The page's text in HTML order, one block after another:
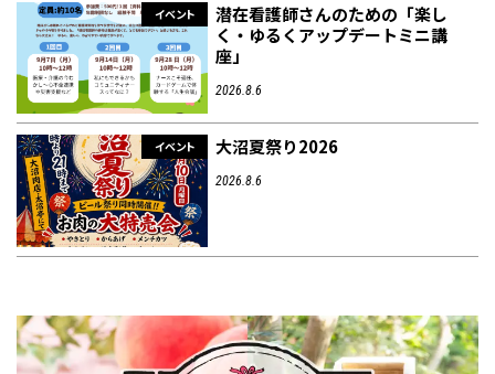
イベント
潜在看護師さんのための「楽し
く・ゆるくアップデートミニ講
座」
2026.8.6
イベント 大沼夏祭り2026
2026.8.6